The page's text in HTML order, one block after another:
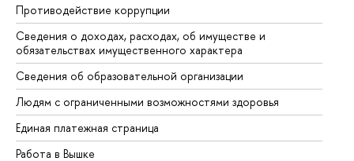
Противодействие коррупции
Сведения о доходах, расходах, об имуществе и
обязательствах имущественного характера
Сведения об образовательной организации
Людям с ограниченными возможностями здоровья
Единая платежная страница
Работа в Вышке